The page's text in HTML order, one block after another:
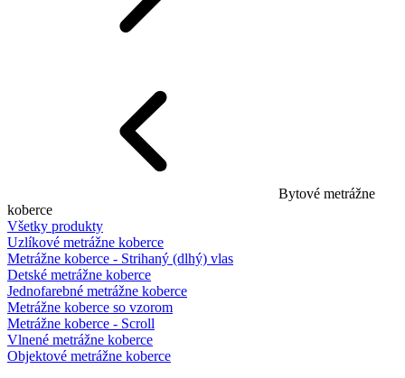
Bytové metrážne
koberce
Všetky produkty
Uzlíkové metrážne koberce
Metrážne koberce - Strihaný (dlhý) vlas
Detské metrážne koberce
Jednofarebné metrážne koberce
Metrážne koberce so vzorom
Metrážne koberce - Scroll
Vlnené metrážne koberce
Objektové metrážne koberce